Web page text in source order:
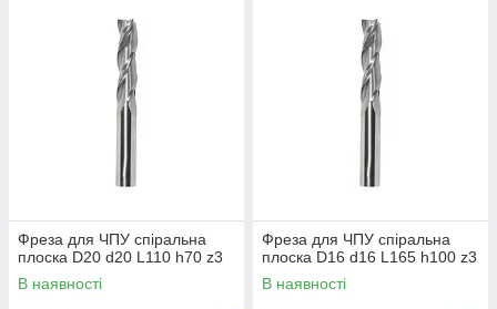
Фреза для ЧПУ спіральна
плоска D20 d20 L110 h70 z3
В наявності
Фреза для ЧПУ спіральна
плоска D16 d16 L165 h100 z3
В наявності